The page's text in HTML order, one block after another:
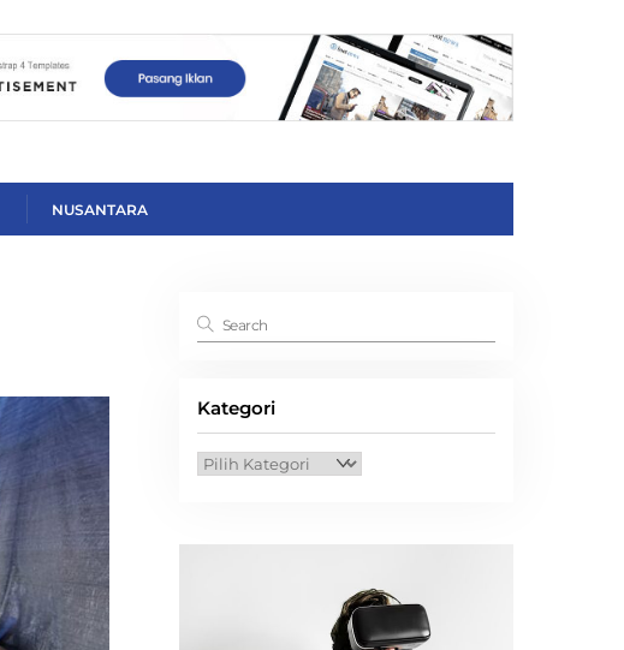
NUSANTARA
Kategori
Kategori